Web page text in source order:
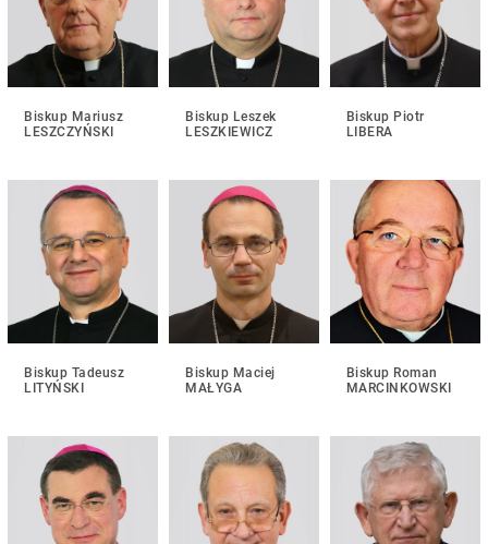
Biskup Mariusz
LESZCZYŃSKI
Biskup Leszek
LESZKIEWICZ
Biskup Piotr
LIBERA
Biskup Tadeusz
LITYŃSKI
Biskup Maciej
MAŁYGA
Biskup Roman
MARCINKOWSKI